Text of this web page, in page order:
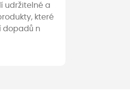
udržitelné a
které
dopadů n